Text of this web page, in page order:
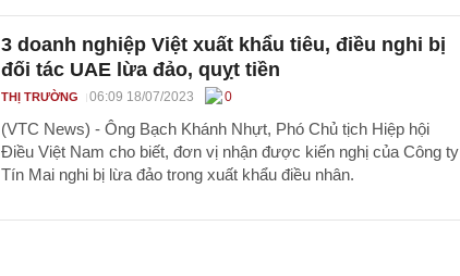
3 doanh nghiệp Việt xuất khẩu tiêu, điều nghi bị
đối tác UAE lừa đảo, quỵt tiền
THỊ TRƯỜNG 06:09 18/07/2023 0
(VTC News) - Ông Bạch Khánh Nhựt, Phó Chủ tịch Hiệp hội
Điều Việt Nam cho biết, đơn vị nhận được kiến nghị của Công ty
Tín Mai nghi bị lừa đảo trong xuất khẩu điều nhân.